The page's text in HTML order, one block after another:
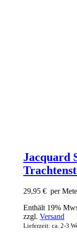
Jacquard
29,95 € per
Enthält 19%
zzgl. Versand
Lieferzeit: ca. 2-3